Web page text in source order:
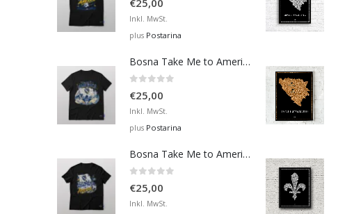
Inkl. MwSt.
plus Postarina
Bosna Take Me to America Navijačka Majica 4
€25,00
Inkl. MwSt.
plus Postarina
Bosna Take Me to America Navijačka Majica 2
€25,00
Inkl. MwSt.